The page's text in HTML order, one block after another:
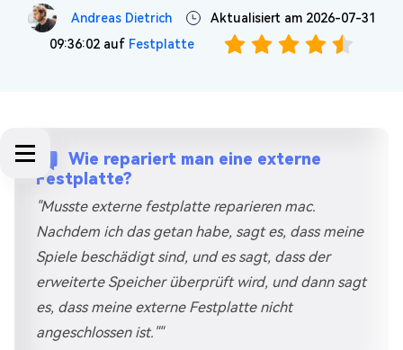
Andreas Dietrich
Aktualisiert am 2026-07-31
09:36:02 auf Festplatte
Wie repariert man eine externe
Festplatte?
"Musste externe festplatte reparieren mac.
Nachdem ich das getan habe, sagt es, dass meine
Spiele beschädigt sind, und es sagt, dass der
erweiterte Speicher überprüft wird, und dann sagt
es, dass meine externe Festplatte nicht
angeschlossen ist.""